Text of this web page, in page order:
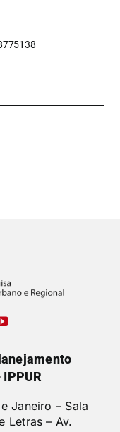
Janeiro – Sala
Letras – Av.